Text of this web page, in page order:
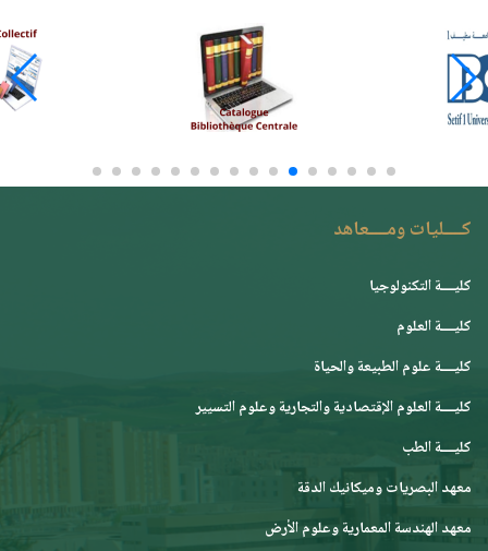
كــــليات ومــــعاهد
كليــــة التكنولوجيا
كليــــة العلوم
كليــــة علوم الطبيعة والحياة
كليــــة العلوم الإقتصادية والتجارية وعلوم التسيير
كليــــة الطب
معهد البصريات وميكانيك الدقة
معهد الهندسة المعمارية وعلوم الأرض